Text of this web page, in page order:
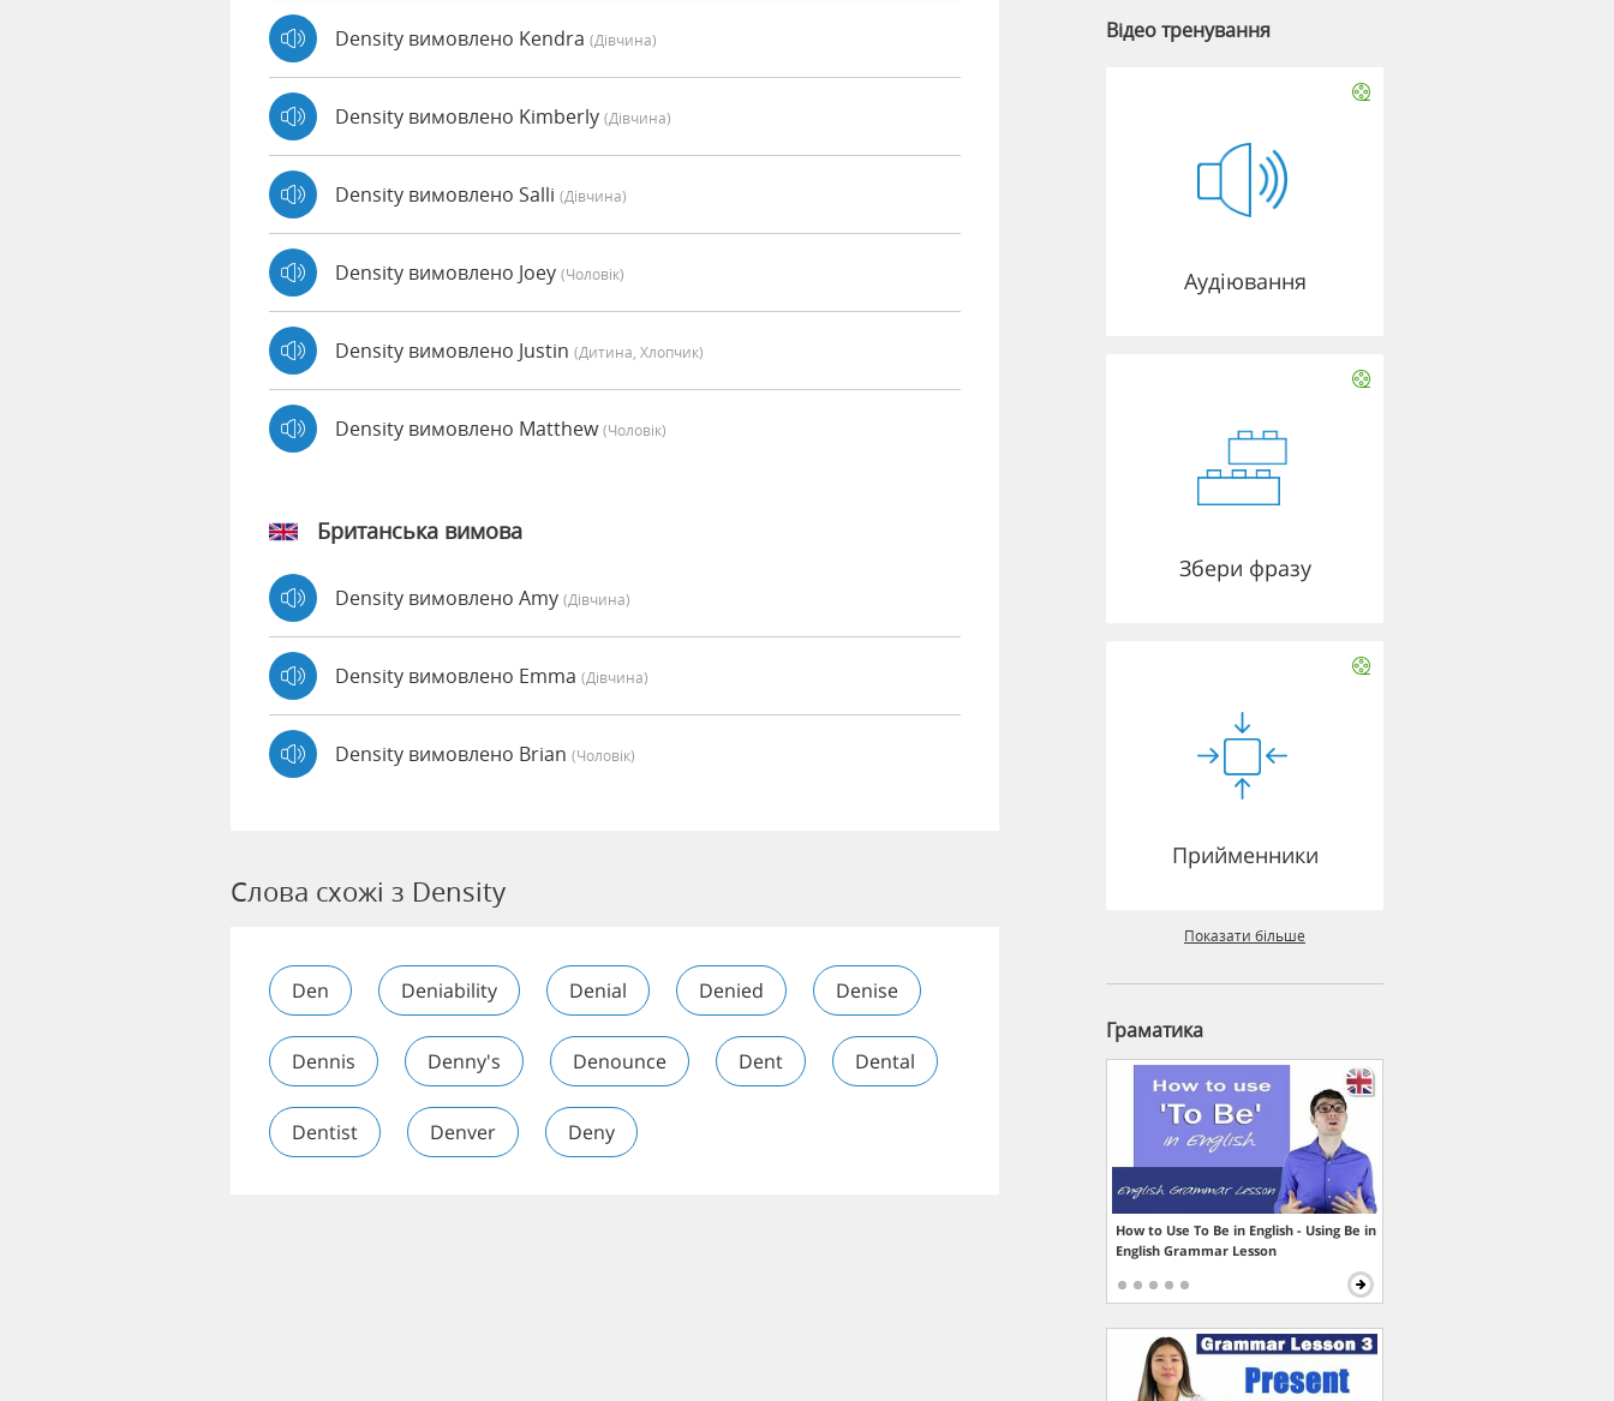
Density вимовлено Kendra (дівчина)
Density вимовлено Kimberly (дівчина)
Density вимовлено Salli (дівчина)
Density вимовлено Joey (чоловік)
Density вимовлено Justin (дитина, Хлопчик)
Density вимовлено Matthew(чоловік)
Британська вимова
Density вимовлено Amy (дівчина)
Density вимовлено Emma (дівчина)
Density вимовлено Brian (чоловік)
Слова схожі з Density
Den Deniability Denial Denied Denise
Dennis Denny's Denounce Dent Dental
Dentist Denver Deny
Відео тренування
Аудіювання
Збери фразу
Прийменники
Показати більше
Граматика
How to Use To Be in English - Using Be in
English Grammar Lesson